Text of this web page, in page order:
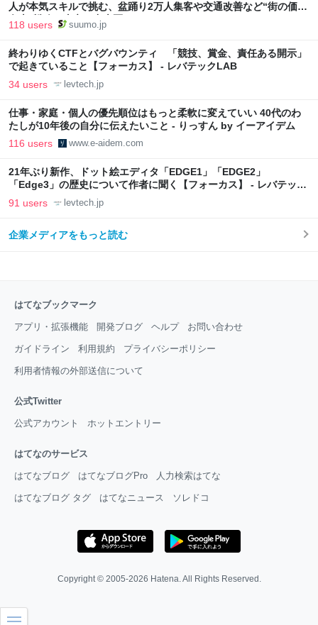
人が本気スキルで挑む、盆踊り2万人集客や交通改善など“街の価値
向上”戦略 東京・中央区
118 users suumo.jp
終わりゆくCTFとバグバウンティ 「競技、賞金、責任ある開示」
で起きていること【フォーカス】 - レバテックLAB
34 users levtech.jp
仕事・家庭・個人の優先順位はもっと柔軟に変えていい 40代のわ
たしが10年後の自分に伝えたいこと - りっすん by イーアイデム
116 users www.e-aidem.com
21年ぶり新作、ドット絵エディタ「EDGE1」「EDGE2」
「Edge3」の歴史について作者に聞く【フォーカス】 - レバテック
LAB
91 users levtech.jp
企業メディアをもっと読む
はてなブックマーク
アプリ・拡張機能 開発ブログ ヘルプ お問い合わせ
ガイドライン 利用規約 プライバシーポリシー
利用者情報の外部送信について
公式Twitter
公式アカウント ホットエントリー
はてなのサービス
はてなブログ はてなブログPro 人力検索はてな
はてなブログ タグ はてなニュース ソレドコ
Copyright © 2005-2026 Hatena. All Rights Reserved.